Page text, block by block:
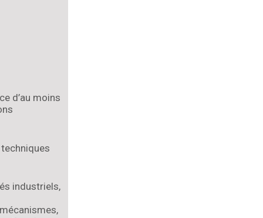
d’au moins
industriels,